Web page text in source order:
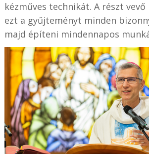
kézműves technikát. A részt
ezt a gyűjteményt minden
majd építeni mindennapos